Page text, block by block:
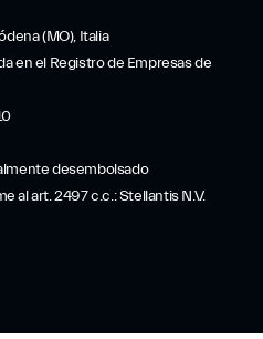
(MO), Italia
en el Registro de Empresas de
desembolsado
al art. 2497 c.c.: Stellantis N.V.